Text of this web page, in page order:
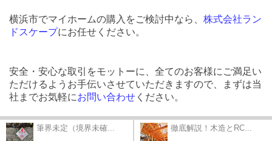
横浜市でマイホームの購入をご検討中なら、 株式会社ラン
ドスケープにお任せください。
安全・安心な取引をモットーに、全てのお客様にご満足い
ただけるようお手伝いさせていただきますので、まずは当
社までお気軽にお問い合わせ ください。
筆界未定（境界未確... 徹底解説！木造とRC...